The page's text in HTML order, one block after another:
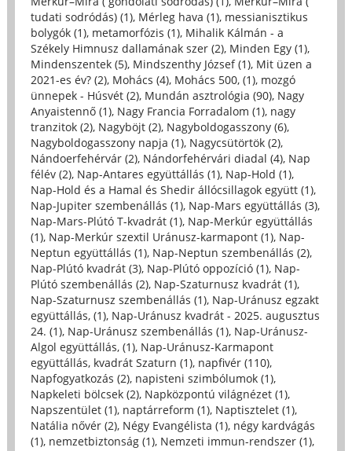
tudati sodródás) (1), Mérleg hava (1), messianisztikus
bolygók (1), metamorfózis (1), Mihalik Kálmán - a
Székely Himnusz dallamának szer (2), Minden Egy (1),
Mindenszentek (5), Mindszenthy József (1), Mit üzen a
2021-es év? (2), Mohács (4), Mohács 500, (1), mozgó
ünnepek - Húsvét (2), Mundán asztrológia (90), Nagy
Anyaistennő (1), Nagy Francia Forradalom (1), nagy
tranzitok (2), Nagyböjt (2), Nagyboldogasszony (6),
Nagyboldogasszony napja (1), Nagycsütörtök (2),
Nándoerfehérvár (2), Nándorfehérvári diadal (4), Nap
félév (2), Nap-Antares együttállás (1), Nap-Hold (1),
Nap-Hold és a Hamal és Shedir állócsillagok együtt (1),
Nap-Jupiter szembenállás (1), Nap-Mars együttállás (3),
Nap-Mars-Plútó T-kvadrát (1), Nap-Merkúr együttállás
(1), Nap-Merkúr szextil Uránusz-karmapont (1), Nap-
Neptun együttállás (1), Nap-Neptun szembenállás (2),
Nap-Plútó kvadrát (3), Nap-Plútó oppozíció (1), Nap-
Plútó szembenállás (2), Nap-Szaturnusz kvadrát (1),
Nap-Szaturnusz szembenállás (1), Nap-Uránusz egzakt
együttállás, (1), Nap-Uránusz kvadrát - 2025. augusztus
24. (1), Nap-Uránusz szembenállás (1), Nap-Uránusz-
Algol együttállás, (1), Nap-Uránusz-Karmapont
együttállás, kvadrát Szaturn (1), napfivér (110),
Napfogyatkozás (2), napisteni szimbólumok (1),
Napkeleti bölcsek (2), Napközpontú világnézet (1),
Napszentület (1), naptárreform (1), Naptisztelet (1),
Natália nővér (2), Négy Evangélista (1), négy kardvágás
(1), nemzetbiztonság (1), Nemzeti immun-rendszer (1),